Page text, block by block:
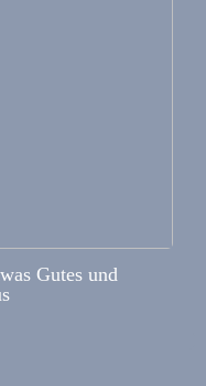
Gutes und